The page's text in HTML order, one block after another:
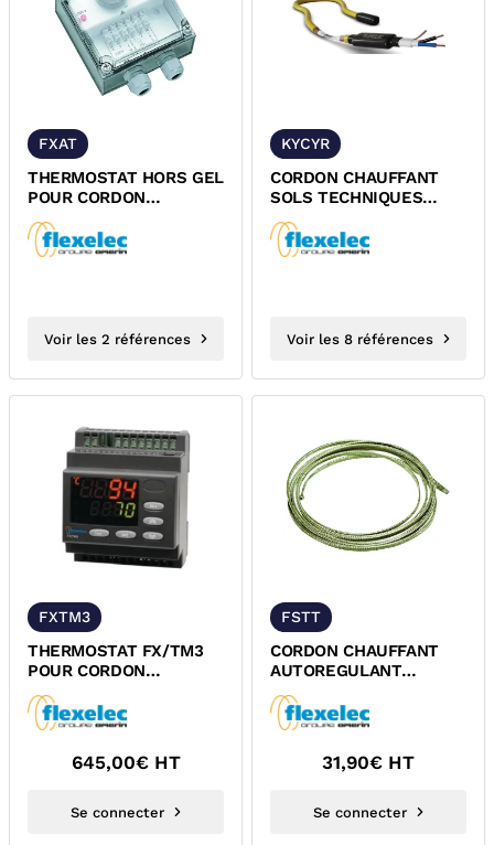
FXAT
THERMOSTAT HORS GEL
POUR CORDON
CHAUFFANT
AUTOREGULANT
ISOLATION
Voir les 2 références
KYCYR
CORDON CHAUFFANT
SOLS TECHNIQUES
KYCYR FLEXFLOOR
FLEXELEC
Voir les 8 références
FXTM3
THERMOSTAT FX/TM3
POUR CORDON
CHAUFFANT KYCYR
FLEXELEC
645,00€ HT
Se connecter
FSTT
CORDON CHAUFFANT
AUTOREGULANT
THERMOPLASTIQUE/
FLEXELEC
31,90€ HT
Se connecter